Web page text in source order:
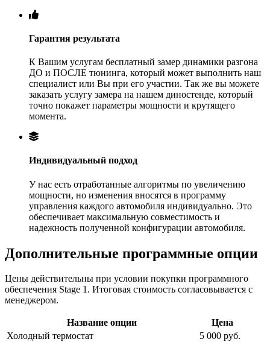
Гарантия результата
К Вашим услугам бесплатный замер динамики разгона
ДО и ПОСЛЕ тюнинга, который может выполнить наш
специалист или Вы при его участии. Так же вы можете
заказать услугу замера на нашем диностенде, который
точно покажет параметры мощности и крутящего
момента.
Индивидуальный подход
У нас есть отработанные алгоритмы по увеличению
мощности, но изменения вносятся в программу
управления каждого автомобиля индивидуально. Это
обеспечивает максимальную совместимость и
надежность полученной конфигурации автомобиля.
Дополнительные программные опции
Цены действительны при условии покупки программного
обеспечения Stage 1. Итоговая стоимость согласовывается с
менеджером.
Название опции
Цена
Холодный термостат
5 000 руб.